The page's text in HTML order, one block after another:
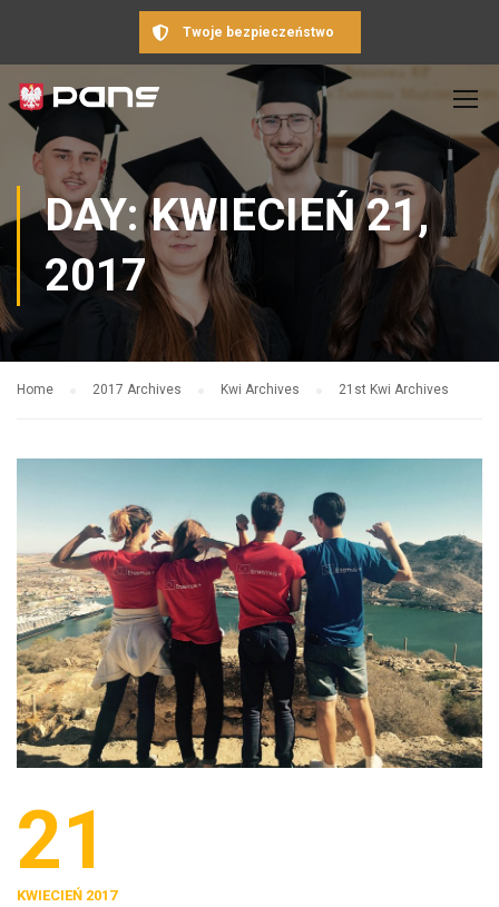
Twoje bezpieczeństwo
DAY: KWIECIEŃ 21,
2017
Home 2017 Archives Kwi Archives 21st Kwi Archives
21
KWIECIEŃ 2017